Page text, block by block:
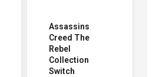
Assassins
Creed The
Rebel
Collection
Switch